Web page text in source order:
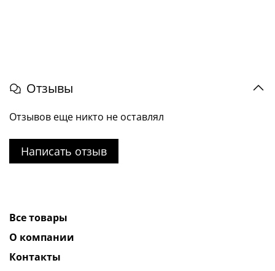
Отзывы
Отзывов еще никто не оставлял
Написать отзыв
Все товары
О компании
Контакты